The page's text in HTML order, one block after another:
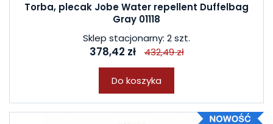
Torba, plecak Jobe Water repellent Duffelbag
Gray 01118
Sklep stacjonarny: 2 szt.
378,42 zł 432,49 zł
Do koszyka